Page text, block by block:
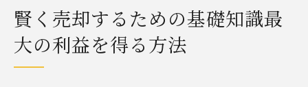
賢く売却するための基礎知識最
大の利益を得る方法